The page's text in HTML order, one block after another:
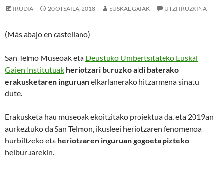
IRUDIA 20 OTSAILA, 2018 EUSKAL GAIAK UTZI IRUZKINA
(Más abajo en castellano)
San Telmo Museoak eta Deustuko Unibertsitateko Euskal
Gaien Institutuak heriotzari buruzko aldi baterako
erakusketaren inguruanelkarlanerako hitzarmena sinatu
dute.
Erakusketa hau museoak ekoitzitako proiektua da, eta 2019an
aurkeztuko da San Telmon, ikusleei heriotzaren fenomenoa
hurbiltzeko eta heriotzaren inguruan gogoeta pizteko
helburuarekin.